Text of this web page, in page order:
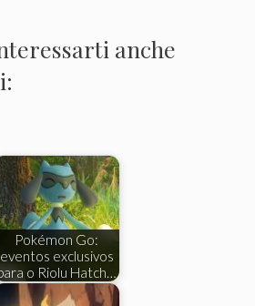
anche
Pokémon Go:
eventos exclusivos
o Riolu Hatch…